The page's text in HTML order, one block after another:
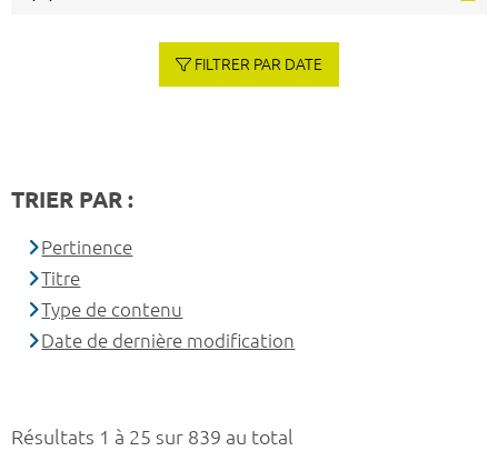
Résultats 1 à 25 sur 839 au total
FILTRER PAR DATE
TRIER PAR :
Pertinence
Titre
Type de contenu
Date de dernière modification